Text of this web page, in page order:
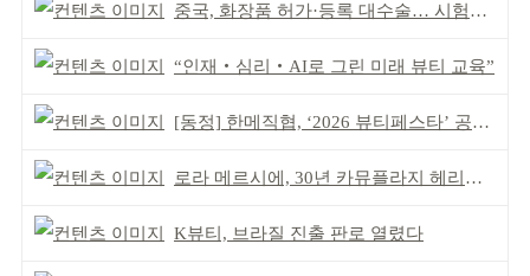
중국, 화장품 허가·등록 대수술… 시험자료 공용 허용
“인재‧심리‧AI로 그린 미래 뷰티 교육”
[동정] 한메직협, ‘2026 뷰티페스타’ 공동 주최
로라 메르시에, 30년 카뮤플라지 헤리티지 담아
K뷰티, 브라질 진출 판로 열렸다